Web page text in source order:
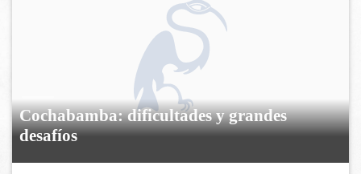
Cochabamba: dificultades y grandes
desafíos